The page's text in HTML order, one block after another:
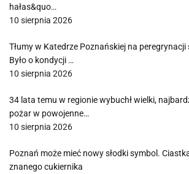
hałas&quo…
10 sierpnia 2026
Tłumy w Katedrze Poznańskiej na
Było o kondycji …
10 sierpnia 2026
34 lata temu w regionie wybuchł wielki,
pożar w powojenne…
10 sierpnia 2026
Poznań może mieć nowy słodki symbol.
znanego cukiernika